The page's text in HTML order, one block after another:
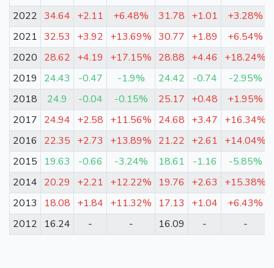
2022 34.64 +2.11 +6.48% 31.78 +1.01 +3.28%
2021 32.53 +3.92 +13.69% 30.77 +1.89 +6.54%
2020 28.62 +4.19 +17.15% 28.88 +4.46 +18.24%
2019
24.43 -0.47 -1.9% 24.42 -0.74 -2.95%
2018
24.9 -0.04 -0.15% 25.17 +0.48 +1.95%
2017 24.94 +2.58 +11.56% 24.68 +3.47 +16.34%
2016 22.35 +2.73 +13.89% 21.22 +2.61 +14.04%
2015
19.63 -0.66 -3.24% 18.61 -1.16 -5.85%
2014 20.29 +2.21 +12.22% 19.76 +2.63 +15.38%
2013
18.08 +1.84 +11.32% 17.13 +1.04 +6.43%
2012
16.24 - - 16.09 - -